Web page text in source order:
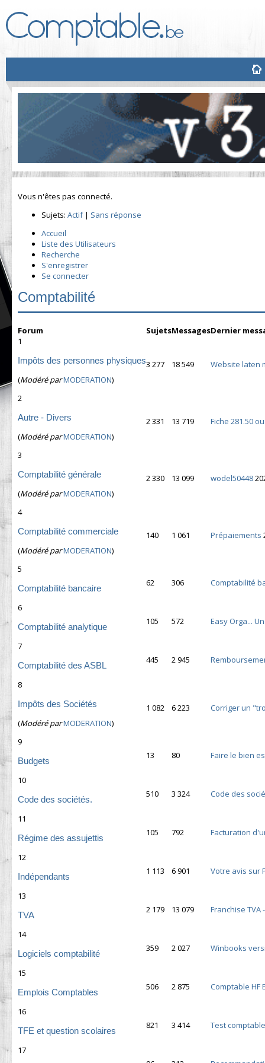
Vous n'êtes pas connecté.
Sujets: Actif| Sans réponse
Accueil
Liste des Utilisateurs
Recherche
S'enregistrer
Se connecter
Comptabilité
Forum SujetsMessagesDernier
1
Impôts des personnes physiques
(Modéré parMODERATION)
3 277 18 549 Website laten
2
Autre - Divers
(Modéré parMODERATION)
2 331 13 719 Fiche 281.50
3
Comptabilité générale
(Modéré parMODERATION)
2 330 13 099 wodel50448
4
Comptabilité commerciale
(Modéré parMODERATION)
140 1 061 Prépaiements
5
Comptabilité bancaire
62 306 Comptabilité
6
Comptabilité analytique
105 572 Easy Orga...
7
Comptabilité des ASBL
445 2 945
8
Impôts des Sociétés
(Modéré parMODERATION)
1 082 6 223 Corriger un
9
Budgets
13 80 Faire le bien
10
Code des sociétés.
510 3 324 Code des
11
Régime des assujettis
105 792 Facturation
12
Indépendants
1 113 6 901 Votre avis sur
13
TVA
2 179 13 079 Franchise TVA
14
Logiciels comptabilité
359 2 027 Winbooks
15
Emplois Comptables
506 2 875 Comptable HF
16
TFE et question scolaires
821 3 414 Test comptable
17